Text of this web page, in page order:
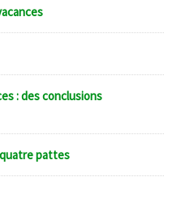
: des conclusions
pattes